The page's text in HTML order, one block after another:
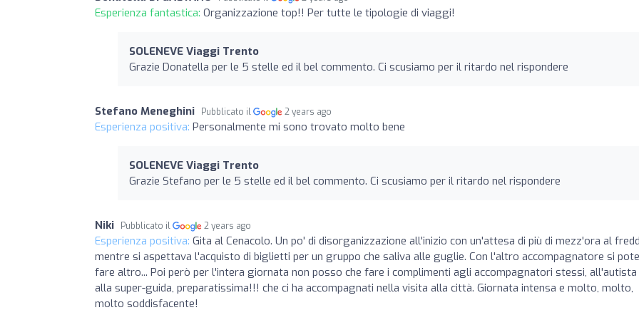
Esperienza fantastica: Organizzazione top!! Per tutte le tipologie di viaggi!
SOLENEVE Viaggi Trento
Grazie Donatella per le 5 stelle ed il bel commento. Ci scusiamo per il ritardo nel rispondere
Stefano Meneghini Pubblicato il 2 years ago
Esperienza positiva: Personalmente mi sono trovato molto bene
SOLENEVE Viaggi Trento
Grazie Stefano per le 5 stelle ed il bel commento. Ci scusiamo per il ritardo nel rispondere
Niki Pubblicato il 2 years ago
Esperienza positiva: Gita al Cenacolo. Un po' di disorganizzazione all'inizio con un'attesa di più di mezz'ora al
mentre si aspettava l'acquisto di biglietti per un gruppo che saliva alle guglie. Con l'altro accompagnatore si
fare altro... Poi però per l'intera giornata non posso che fare i complimenti agli accompagnatori stessi, all'autista
alla super-guida, preparatissima!!! che ci ha accompagnati nella visita alla città. Giornata intensa e molto, molto,
molto soddisfacente!